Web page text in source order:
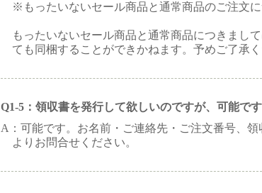
※もったいないセール商品と通常商品のご注文
もったいないセール商品と通常商品につきまし
ても同梱することができかねます。予めご了承く
Q1-5：領収書を発行して欲しいのですが、可能で
A：可能です。お名前・ご連絡先・ご注文番号、
よりお問合せください。